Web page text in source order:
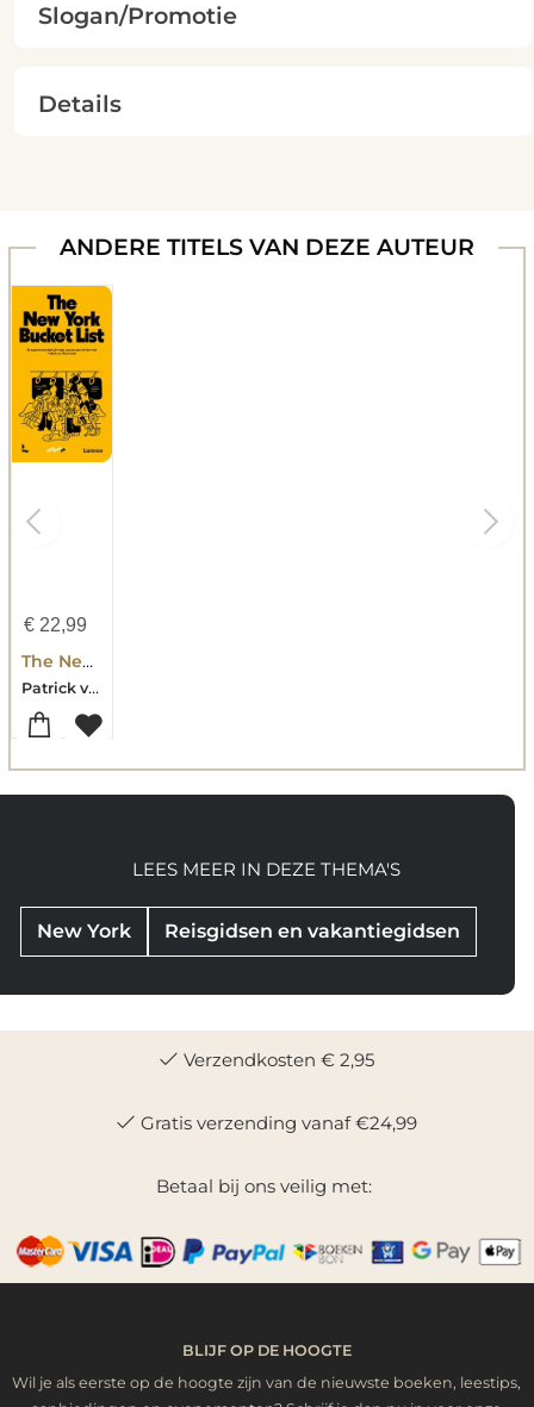
Slogan/Promotie
Details
ANDERE TITELS VAN DEZE AUTEUR
€22,99
The New York Bucket List
Patrick van Rosendaal
New York Reisgidsen en vakantiegidsen
LEES MEER IN DEZE THEMA'S
Verzendkosten € 2,95
Gratis verzending vanaf €24,99
Betaal bij ons veilig met:
BLIJF OP DE HOOGTE
Wil je als eerste op de hoogte zijn van de nieuwste boeken, leestips,